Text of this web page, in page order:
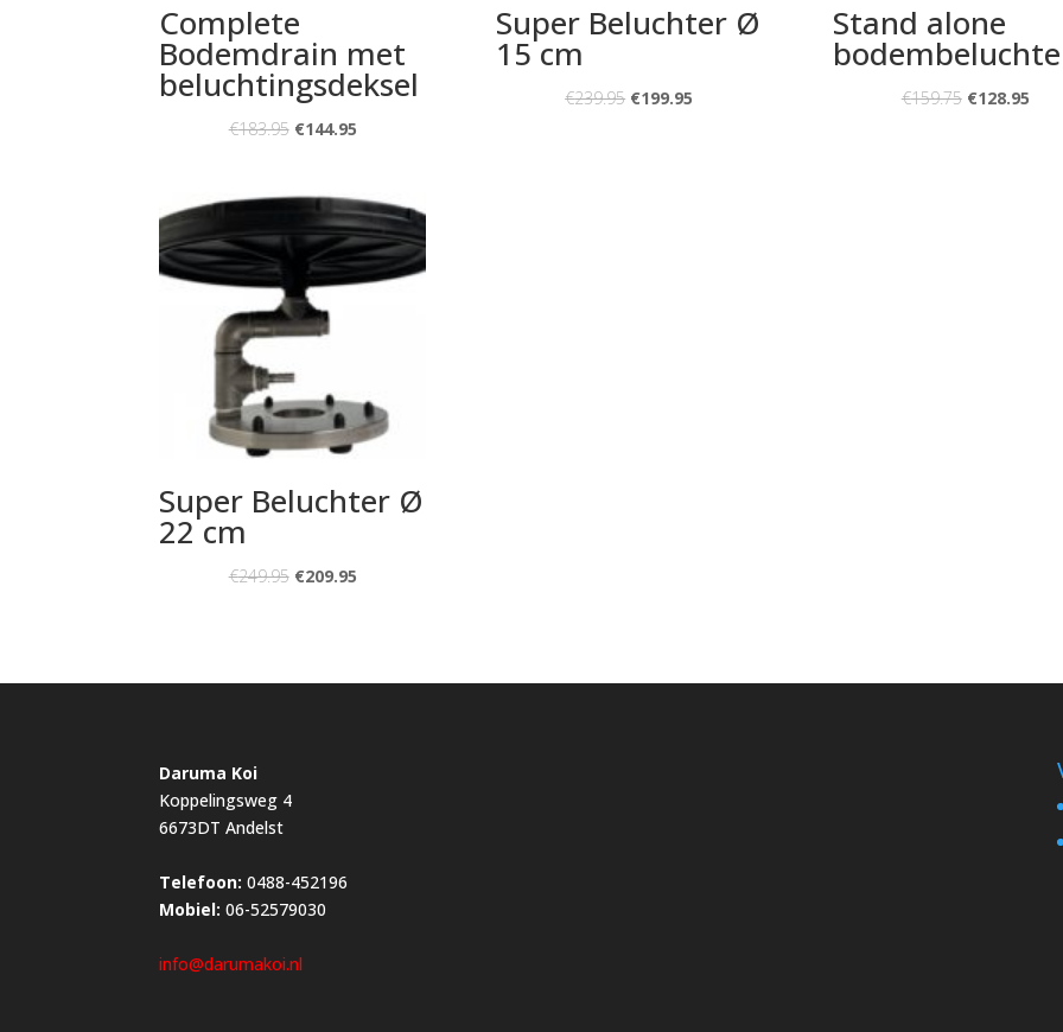
Complete
Bodemdrain met
beluchtingsdeksel
€183.95 €144.95
Super Beluchter Ø
15 cm
€239.95 €199.95
Stand alone
€159.75 €128.95
Super Beluchter Ø
22 cm
€249.95 €209.95
Daruma Koi
Koppelingsweg 4
6673DT Andelst
Telefoon: 0488-452196
Mobiel: 06-52579030
info@darumakoi.nl